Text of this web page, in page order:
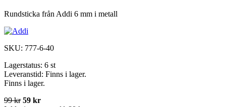
Rundsticka från Addi 6 mm i metall
SKU: 777-6-40
Lagerstatus: 6 st
Leveranstid: Finns i lager.
Finns i lager.
99 kr 59 kr